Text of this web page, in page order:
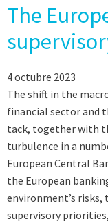
The
4 octubre 2023
The shift in the
financial sector and
tack, together with
turbulence in a
European Central
the European
environment’s risks,
supervisory